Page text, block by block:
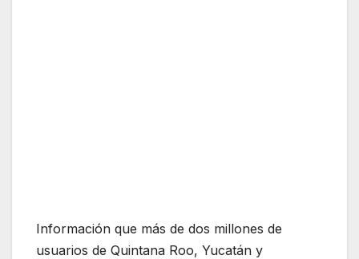
Información que más de dos millones de
usuarios de Quintana Roo, Yucatán y